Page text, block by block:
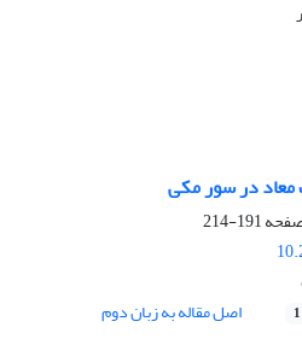
معاد در سور مکی
191-214
اصل مقاله به زبان دوم